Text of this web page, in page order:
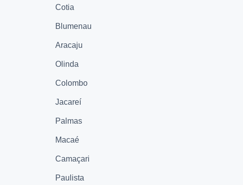
Cotia
Blumenau
Aracaju
Olinda
Colombo
Jacareí
Palmas
Macaé
Camaçari
Paulista